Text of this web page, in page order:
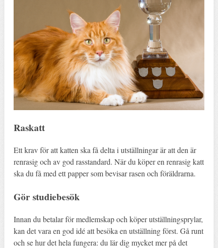
Raskatt
Ett krav för att katten ska få delta i utställningar är att den är
renrasig och av god rasstandard. När du köper en renrasig katt
ska du få med ett papper som bevisar rasen och föräldrarna.
Gör studiebesök
Innan du betalar för medlemskap och köper utställningsprylar,
kan det vara en god idé att besöka en utställning först. Gå runt
och se hur det hela fungera: du lär dig mycket mer på det